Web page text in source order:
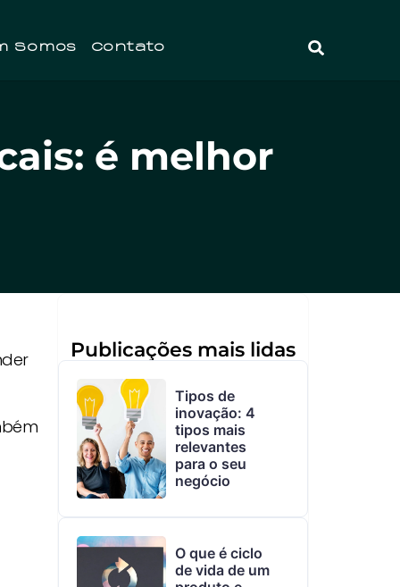
Somos Contato
é melhor
Publicações mais lidas
Tipos de
inovação: 4
tipos mais
relevantes
para o seu
negócio
O que é ciclo
de vida de um